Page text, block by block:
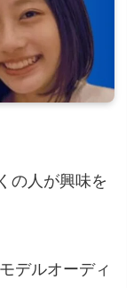
の人が興味を
デルオーディ